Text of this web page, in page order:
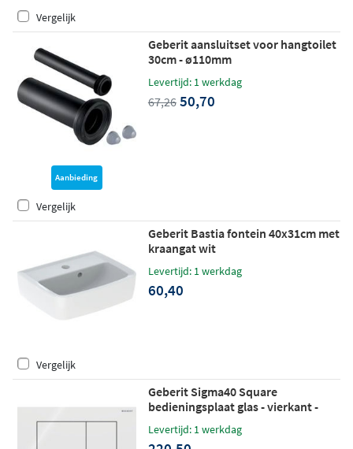
Vergelijk
Aanbieding
Geberit aansluitset voor hangtoilet
30cm - ø110mm
Levertijd: 1 werkdag
67,26 50,70
Vergelijk
Geberit Bastia fontein 40x31cm met
kraangat wit
Levertijd: 1 werkdag
60,40
Vergelijk
Geberit Sigma40 Square
bedieningsplaat glas - vierkant -
Levertijd: 1 werkdag